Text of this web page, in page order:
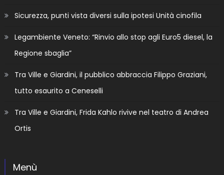
Sicurezza, punti vista diversi sulla ipotesi Unità cinofila
Legambiente Veneto: “Rinvio allo stop agli Euro5 diesel, la
Regione sbaglia”
Tra Ville e Giardini, il pubblico abbraccia Filippo Graziani,
tutto esaurito a Ceneselli
Tra Ville e Giardini, Frida Kahlo rivive nel teatro di Andrea
Ortis
Menù